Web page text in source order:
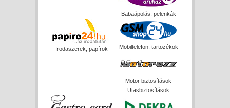
Babaápolás, pelenkák
Irodaszerek, papírok Mobiltelefon, tartozékok
Motor biztosítások
Utasbiztosítások